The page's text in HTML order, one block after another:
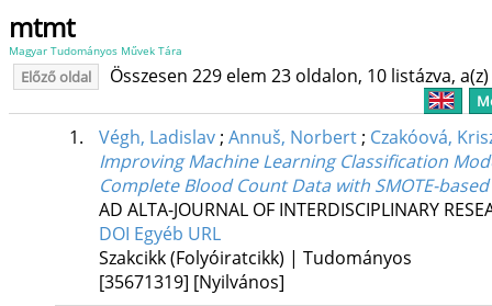
mtmt
Magyar Tudományos Művek Tára
Előző oldal Összesen 229 elem 23 oldalon, 10 listázva,
1. Végh, Ladislav; Annuš, Norbert; Czakóová,
Improving Machine Learning Classification
Complete Blood Count Data with SMOTE-
AD ALTA-JOURNAL OF INTERDISCIPLINARY
DOI Egyéb URL
Szakcikk (Folyóiratcikk) | Tudományos
[35671319] [Nyilvános]